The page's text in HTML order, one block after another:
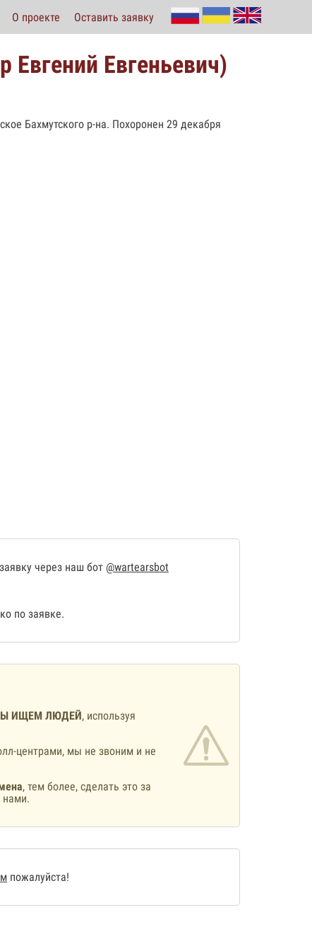
О проекте Оставить заявку
Евгений Евгеньевич)
Бахмутского р-на. Похоронен 29 декабря
через наш бот @wartearsbot
по заявке.
ИЩЕМ ЛЮДЕЙ, используя
центрами, мы не звоним и не
, тем более, сделать это за
нами.
пожалуйста!